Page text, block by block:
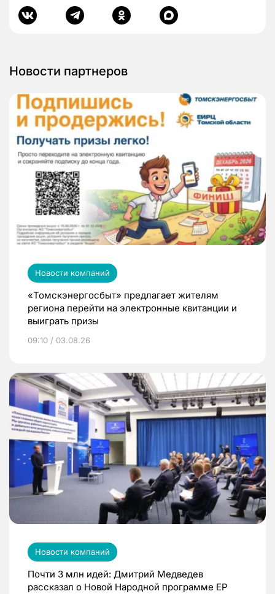
Новости партнеров
Новости компаний
«Томскэнергосбыт» предлагает жителям
региона перейти на электронные квитанции и
выиграть призы
09:10 / 03.08.26
Новости компаний
Почти 3 млн идей: Дмитрий Медведев
рассказал о Новой Народной программе ЕР